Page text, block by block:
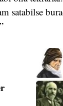
satabilse